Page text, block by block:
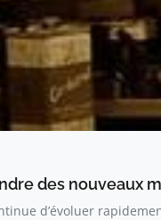
des nouveaux
d’évoluer